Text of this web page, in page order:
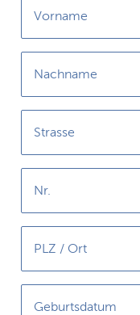
Vorname
Nachname
Strasse
Nr.
PLZ / Ort
Geburtsdatum